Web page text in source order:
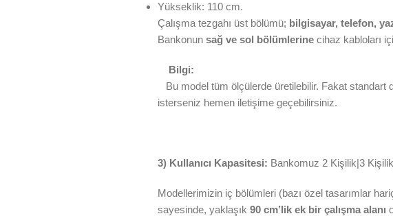
Yükseklik: 110 cm.
Çalışma tezgahı üst bölümü; bilgisayar, telefon,
Bankonun sağ ve sol bölümlerine cihaz kabloları
Bilgi:
Bu model tüm ölçülerde üretilebilir. Fakat standart
isterseniz hemen iletişime geçebilirsiniz.
3) Kullanıcı Kapasitesi: Bankomuz 2 Kişilik|3
Modellerimizin iç bölümleri (bazı özel tasarımlar
sayesinde, yaklaşık 90 cm’lik ek bir çalışma alanı